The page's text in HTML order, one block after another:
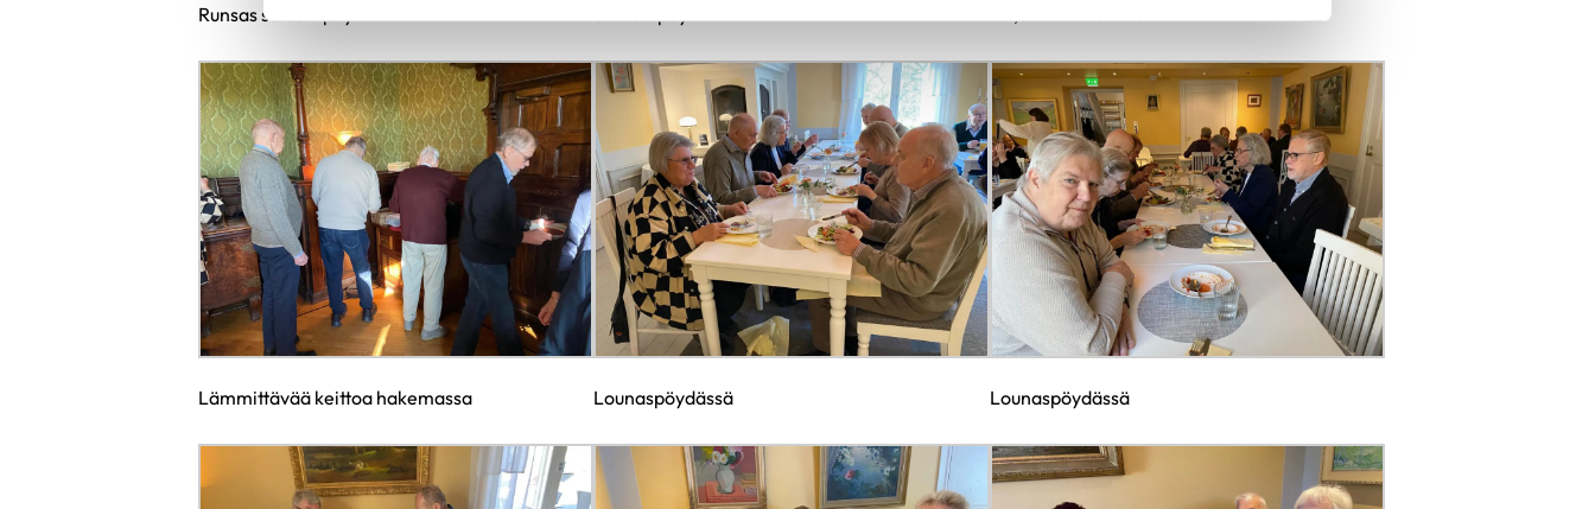
Runsas salaattipöytä Salaattipöydän antimia Ah, niin herkullista
Lämmittävää keittoa hakemassa Lounaspöydässä Lounaspöydässä